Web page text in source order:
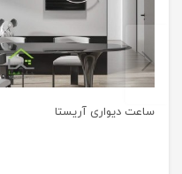
ساعت دیواری آریستا
previus